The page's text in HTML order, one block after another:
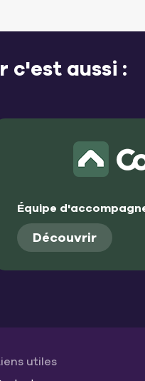
c'est aussi :
Équipe
Découvrir
utiles